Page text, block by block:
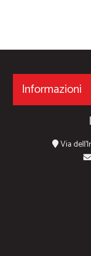
Informazioni
Via